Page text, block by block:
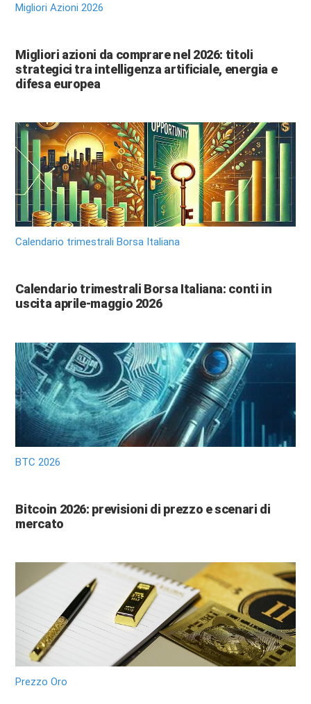
Migliori Azioni 2026
Migliori azioni da comprare nel 2026: titoli
strategici tra intelligenza artificiale, energia e
difesa europea
Calendario trimestrali Borsa Italiana
Calendario trimestrali Borsa Italiana: conti in
uscita aprile-maggio 2026
BTC 2026
Bitcoin 2026: previsioni di prezzo e scenari di
mercato
Prezzo Oro